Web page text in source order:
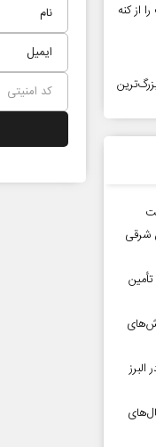
از کنه
داستان اسباب‌بازی ۵؛ بزرگ‌ترین
شرقی
حقیقت
- مدیر کل روابط عمومی